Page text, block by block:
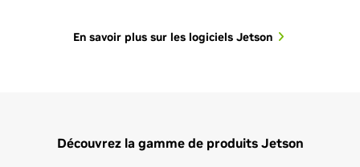
En savoir plus sur les logiciels Jetson
Découvrez la gamme de produits Jetson